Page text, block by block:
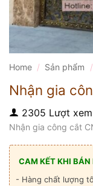
Home / Sản phẩm /
Nhận gia
2305 Lượt xem
Nhận gia công cắt
CAM KẾT KHI BÁN
- Hàng chất lượng